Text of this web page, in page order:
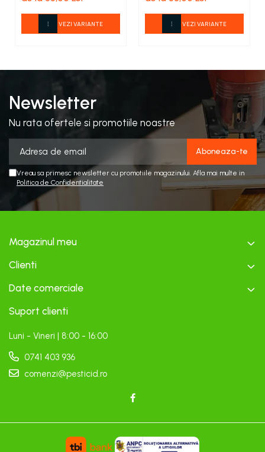
VEZI VARIANTE VEZI VARIANTE
Newsletter
Nu rata ofertele si promotiile noastre
Vreau sa primesc newsletter cu promotiile magazinului. Afla mai multe in
Politica de Confidentialitate
Magazinul meu
Clienti
Date comerciale
Suport clienti
Luni - Vineri | 8:00 - 16:00
0741 403 936
comenzi@pesticid.ro